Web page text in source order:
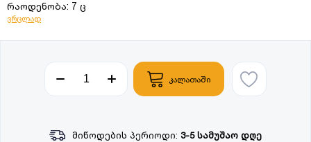
რაოდენობა: 7 ც
ვრცლად
კალათაში
მიწოდების პერიოდი: 3-5 სამუშაო დღე